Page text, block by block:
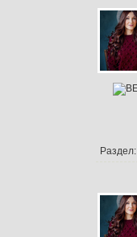
Раздел: